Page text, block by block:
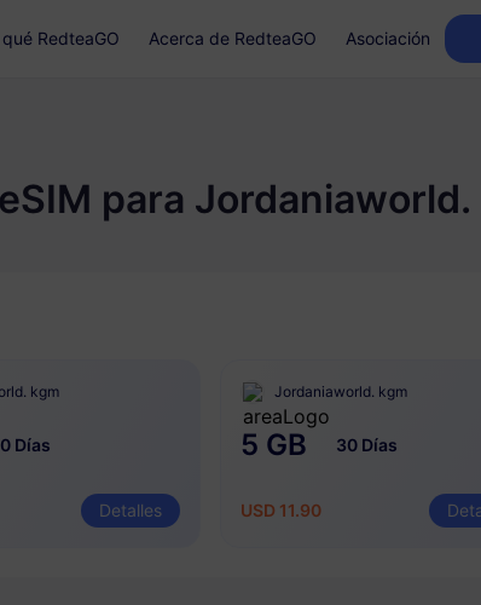
RedteaGO Acerca de RedteaGO Asociación
para Jordaniaworld.
kgm
Días
Detalles
Jordaniaworld. kgm
5 GB 30 Días
USD 11.90